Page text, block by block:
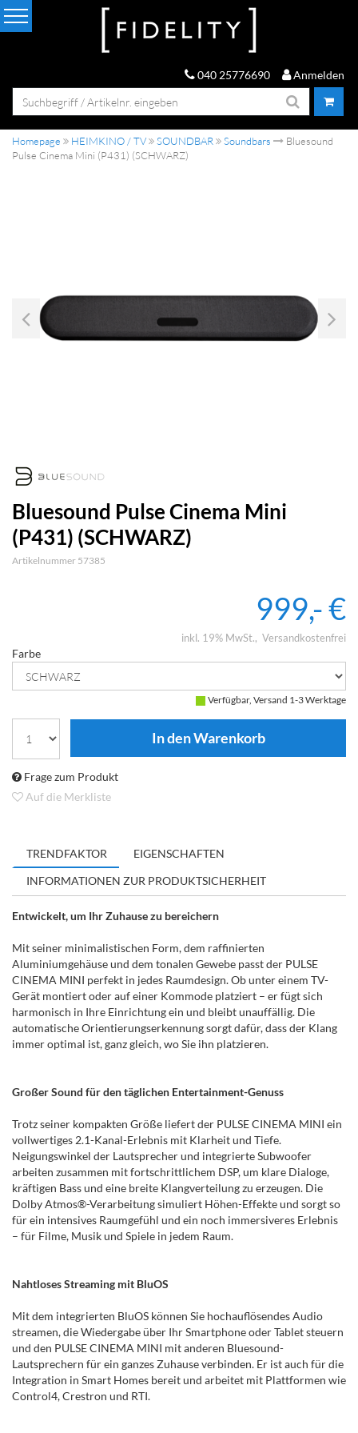
040 25776690 Anmelden
Homepage HEIMKINO / TV SOUNDBAR Soundbars
Bluesound
Pulse Cinema Mini (P431) (SCHWARZ)
Bluesound Pulse Cinema Mini
(P431) (SCHWARZ)
Artikelnummer 57385
999,- €
inkl. 19% MwSt. Versandkostenfrei
Farbe
Verfügbar, Versand 1-3 Werktage
Frage zum Produkt
Auf die Merkliste
TRENDFAKTOR
EIGENSCHAFTEN
INFORMATIONEN ZUR PRODUKTSICHERHEIT
Entwickelt, um Ihr Zuhause zu bereichern
Mit seiner minimalistischen Form, dem raffinierten
Aluminiumgehäuse und dem tonalen Gewebe passt der PULSE
CINEMA MINI perfekt in jedes Raumdesign. Ob unter einem TV-
Gerät montiert oder auf einer Kommode platziert – er fügt sich
harmonisch in Ihre Einrichtung ein und bleibt unauffällig. Die
automatische Orientierungserkennung sorgt dafür, dass der Klang
immer optimal ist, ganz gleich, wo Sie ihn platzieren.
Großer Sound für den täglichen Entertainment-Genuss
Trotz seiner kompakten Größe liefert der PULSE CINEMA MINI ein
vollwertiges 2.1-Kanal-Erlebnis mit Klarheit und Tiefe.
Neigungswinkel der Lautsprecher und integrierte Subwoofer
arbeiten zusammen mit fortschrittlichem DSP, um klare Dialoge,
kräftigen Bass und eine breite Klangverteilung zu erzeugen. Die
Dolby Atmos®-Verarbeitung simuliert Höhen-Effekte und sorgt so
für ein intensives Raumgefühl und ein noch immersiveres Erlebnis
– für Filme, Musik und Spiele in jedem Raum.
Nahtloses Streaming mit BluOS
Mit dem integrierten BluOS können Sie hochauflösendes Audio
streamen, die Wiedergabe über Ihr Smartphone oder Tablet steuern
und den PULSE CINEMA MINI mit anderen Bluesound-
Lautsprechern für ein ganzes Zuhause verbinden. Er ist auch für die
Integration in Smart Homes bereit und arbeitet mit Plattformen wie
Control4, Crestron und RTI.